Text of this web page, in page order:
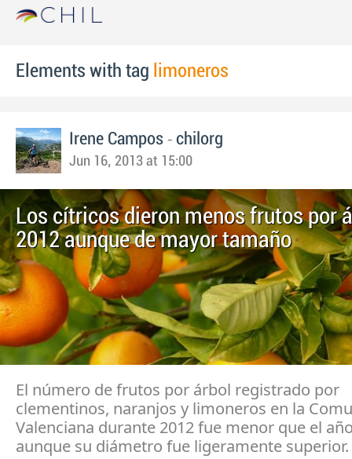
Elements with tag limoneros
Irene Campos - chilorg
Jun 16, 2013 at 15:00
Los cítricos dieron menos frutos por
2012 aunque de mayor tamaño
El número de frutos por árbol registrado por
clementinos, naranjos y limoneros en la
Valenciana durante 2012 fue menor que el
aunque su diámetro fue ligeramente superior.